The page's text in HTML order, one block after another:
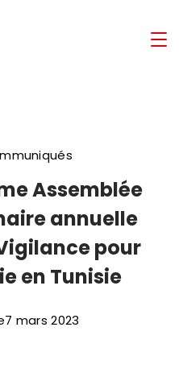
Assemblée
annuelle
pour
en Tunisie
7 mars 2023